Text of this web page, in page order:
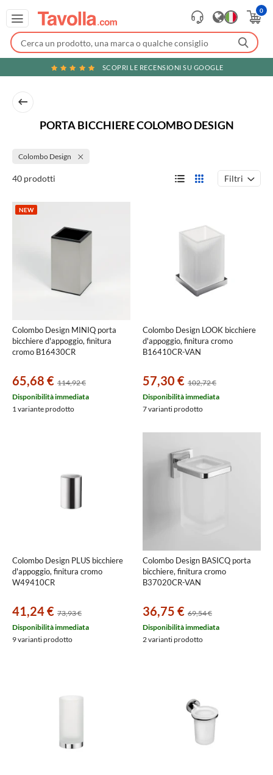
0
SCOPRI LE RECENSIONI SU GOOGLE
PORTA BICCHIERE COLOMBO DESIGN
Colombo Design
40 prodotti Filtri
NEW
Colombo Design MINIQ porta
bicchiere d'appoggio, finitura
cromo B16430CR
65,68 € 114,92 €
Disponibilità immediata
1 variante prodotto
Colombo Design LOOK bicchiere
d'appoggio, finitura cromo
B16410CR-VAN
57,30 € 102,72 €
Disponibilità immediata
7 varianti prodotto
Colombo Design PLUS bicchiere
d'appoggio, finitura cromo
W49410CR
41,24 € 73,93 €
Disponibilità immediata
9 varianti prodotto
Colombo Design BASICQ porta
bicchiere, finitura cromo
B37020CR-VAN
36,75 € 69,54 €
Disponibilità immediata
2 varianti prodotto